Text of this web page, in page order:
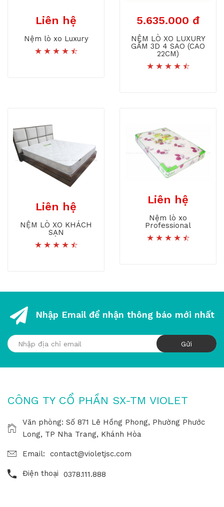
Liên hệ
Nệm lò xo Luxury
5.635.000 đ
NỆM LÒ XO LUXURY
GẤM 3D 4 SAO (CAO
22CM)
Liên hệ
NỆM LÒ XO KHÁCH
SẠN
Liên hệ
Nệm lò xo
Professional
Nhập Email để nhận thông báo mới nhất
CÔNG TY CỔ PHẦN SX-TM VIOLET
Văn phòng: Số 871 Lê Hồng Phong, Phường Phước
Long, TP Nha Trang, Khánh Hòa
Email: contact@violetjsc.com
Điện thoại 0378.111.888